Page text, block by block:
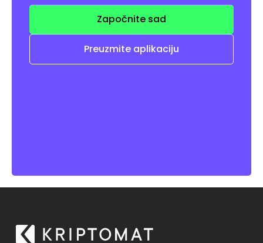
Započnite sad
Preuzmite aplikaciju